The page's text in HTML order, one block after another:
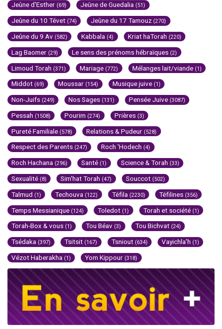
Jeûne d'Esther (69) Jeûne de Guedalia (51)
Jeûne du 10 Tévet (74) Jeûne du 17 Tamouz (270)
Jeûne du 9 Av (582) Kabbala (4) Kriat haTorah (220)
Lag Baomer (29) Le sens des prénoms hébraïques (2)
Limoud Torah (371) Mariage (772) Mélanges lait/viande (1)
Middot (69) Moussar (154) Musique juive (1)
Non-Juifs (249) Nos Sages (131) Pensée Juive (3087)
Pessah (1508) Pourim (274) Prières (3)
Pureté Familiale (578) Relations & Pudeur (528)
Respect des Parents (247) Roch 'Hodech (4)
Roch Hachana (296) Santé (1) Science & Torah (33)
Sexualité (8) Sim'hat Torah (47) Souccot (502)
Talmud (1) Techouva (122) Téfila (2230) Téfilines (356)
Temps Messianique (124) Toledot (1) Torah et société (1)
Torah-Box & vous (1) Tou Béav (3) Tou Bichvat (24)
Tsédaka (397) Tsitsit (167) Tsniout (634) Vayichla'h (1)
Vézot Haberakha (1) Yom Kippour (318)